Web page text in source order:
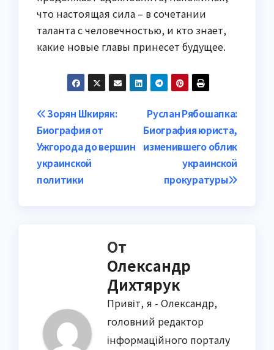
что настоящая сила – в сочетании
таланта с человечностью, и кто знает,
какие новые главы принесет будущее.
Навигация
по
записям
Руслан Рябошапка:
Биография юриста,
изменившего облик
украинской
прокуратуры
Зорян Шкиряк:
Биография от
Ужгорода до вершин
украинской
политики
От
Олександр
Дихтярук
Привіт, я - Олександр,
головний редактор
інформаційного порталу